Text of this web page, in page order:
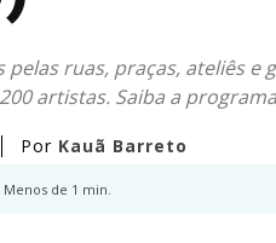
ruas, praças, ateliês e
artistas. Saiba a
Por Kauã Barreto
Menos de 1 min.